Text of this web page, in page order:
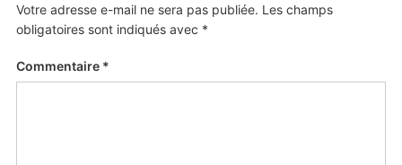
Votre adresse e-mail ne sera pas publiée. Les champs
obligatoires sont indiqués avec *
Commentaire *